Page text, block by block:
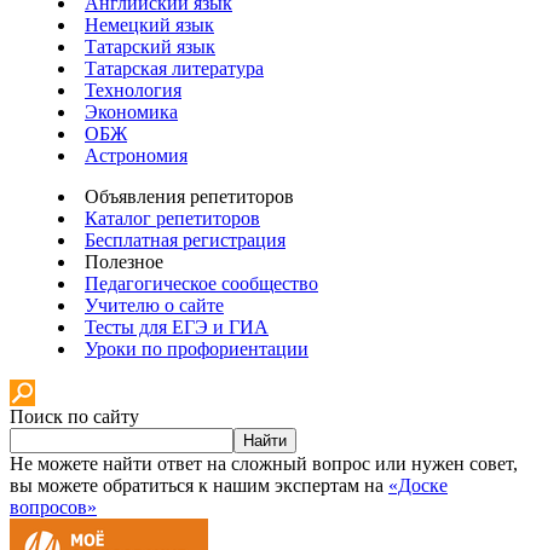
Немецкий язык
Татарский язык
Татарская литература
Технология
Экономика
ОБЖ
Астрономия
Объявления репетиторов
Каталог репетиторов
Бесплатная регистрация
Полезное
Педагогическое сообщество
Учителю о сайте
Тесты для ЕГЭ и ГИА
Уроки по профориентации
Поиск по сайту
Найти
Не можете найти ответ на сложный вопрос или нужен совет,
вы можете обратиться к нашим экспертам на «Доске
вопросов»